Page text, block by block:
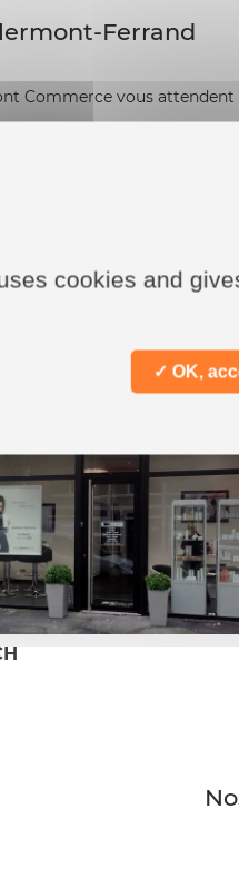
Ferrand
Commerce vous attendent
cookies and
✓ OK,